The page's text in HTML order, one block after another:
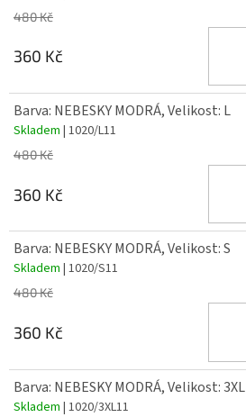
480 Kč
360 Kč
Barva: NEBESKY MODRÁ, Velikost: L
Skladem | 1020/L11
480 Kč
360 Kč
Barva: NEBESKY MODRÁ, Velikost: S
Skladem | 1020/S11
480 Kč
360 Kč
Barva: NEBESKY MODRÁ, Velikost: 3XL
Skladem | 1020/3XL11